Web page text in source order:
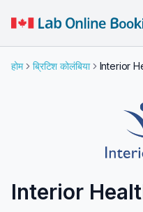
होम ब्रिटिश कोलंबिया Interior
Interior Health